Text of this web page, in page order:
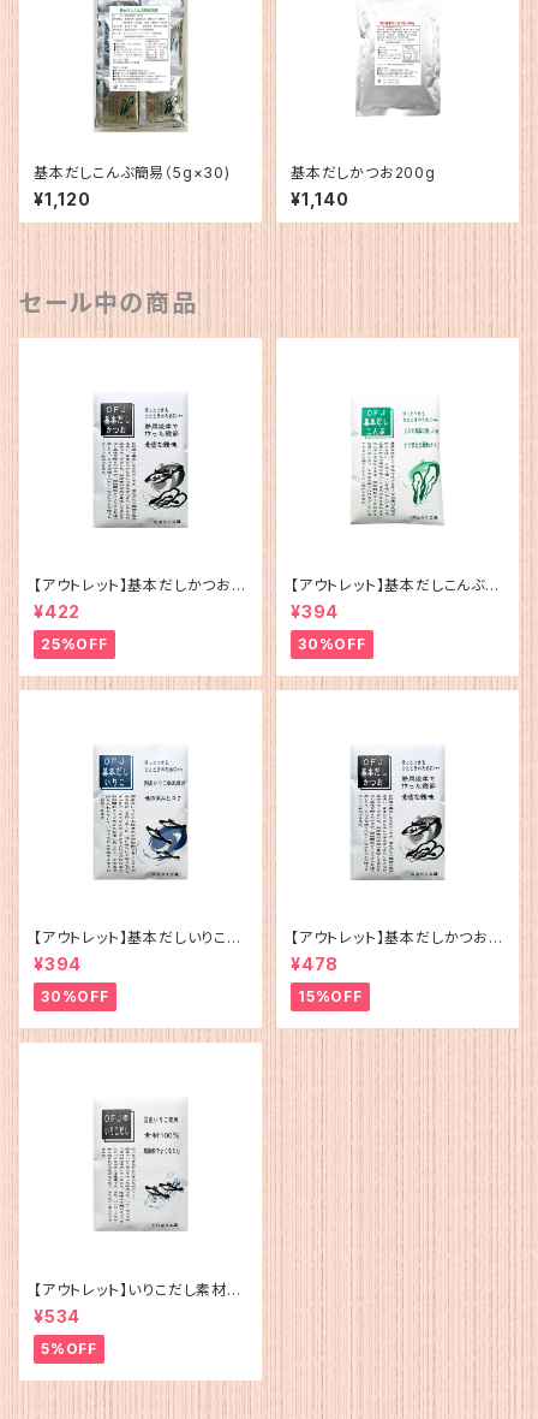
基本だしこんぶ簡易（5g×30)
¥1,120
基本だしかつお200g
¥1,140
セール中の商品
【アウトレット】基本だしかつお
（5g×12）
¥422
25%OFF
【アウトレット】基本だしこんぶ（5
g×12）
¥394
30%OFF
【アウトレット】基本だしいりこ（5
g×12）
¥394
30%OFF
【アウトレット】基本だしかつお
（5g×12）
¥478
15%OFF
【アウトレット】いりこだし素材10
0%(15g×4)
¥534
5%OFF